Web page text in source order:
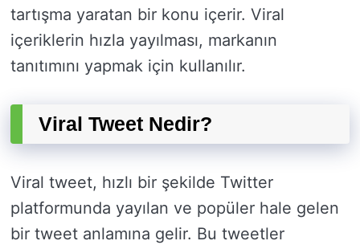
tartışma yaratan bir konu içerir. Viral
içeriklerin hızla yayılması, markanın
tanıtımını yapmak için kullanılır.
Viral Tweet Nedir?
Viral tweet, hızlı bir şekilde Twitter
platformunda yayılan ve popüler hale gelen
bir tweet anlamına gelir. Bu tweetler